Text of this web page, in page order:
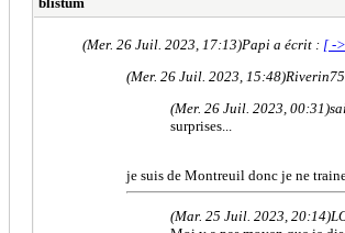
(Mer. 26 Juil. 2023, 17:13)Papi a écrit : [ -
(Mer. 26 Juil. 2023, 15:48)
(Mer. 26 Juil. 2023, 00:31)
surprises...
je suis de Montreuil donc je ne
(Mar. 25 Juil. 2023, 20:14)